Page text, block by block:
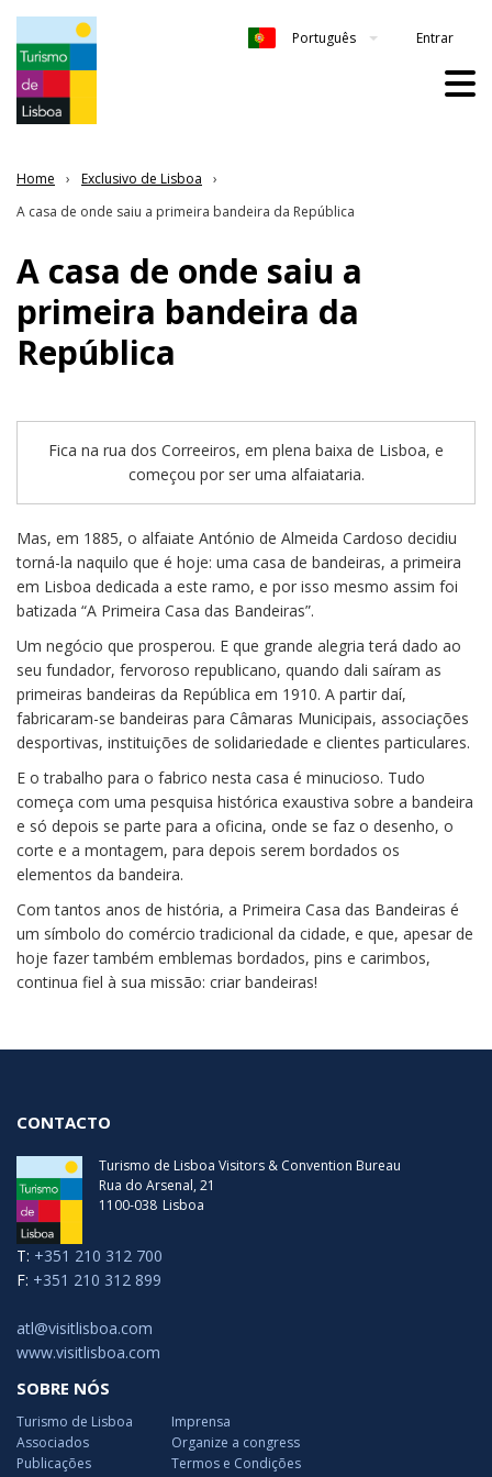
Português Entrar
Home
Exclusivo de Lisboa
A casa de onde saiu a primeira bandeira da República
A casa de onde saiu a
primeira bandeira da
República
Fica na rua dos Correeiros, em plena baixa de Lisboa, e
começou por ser uma alfaiataria.
Mas, em 1885, o alfaiate António de Almeida Cardoso decidiu
torná-la naquilo que é hoje: uma casa de bandeiras, a primeira
em Lisboa dedicada a este ramo, e por isso mesmo assim foi
batizada “A Primeira Casa das Bandeiras”.
Um negócio que prosperou. E que grande alegria terá dado ao
seu fundador, fervoroso republicano, quando dali saíram as
primeiras bandeiras da República em 1910. A partir daí,
fabricaram-se bandeiras para Câmaras Municipais, associações
desportivas, instituições de solidariedade e clientes particulares.
E o trabalho para o fabrico nesta casa é minucioso. Tudo
começa com uma pesquisa histórica exaustiva sobre a bandeira
e só depois se parte para a oficina, onde se faz o desenho, o
corte e a montagem, para depois serem bordados os
elementos da bandeira.
Com tantos anos de história, a Primeira Casa das Bandeiras é
um símbolo do comércio tradicional da cidade, e que, apesar de
hoje fazer também emblemas bordados, pins e carimbos,
continua fiel à sua missão: criar bandeiras!
CONTACTO
Turismo de Lisboa Visitors & Convention Bureau
Rua do Arsenal, 21
1100-038 Lisboa
T: +351 210 312 700
F: +351 210 312 899
atl@visitlisboa.com
www.visitlisboa.com
SOBRE NÓS
Turismo de Lisboa
Associados
Publicações
Imprensa
Organize a congress
Termos e Condições